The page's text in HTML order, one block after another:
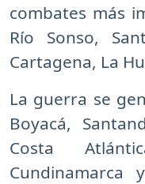
combates más
Río Sonso,
Cartagena, La
La guerra se
Boyacá,
Costa